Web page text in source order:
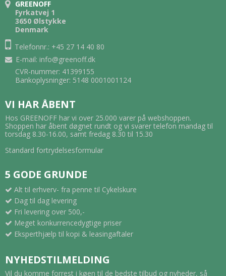
GREENOFF
Fyrkatvej 1
3650 Ølstykke
Denmark
Telefonnr.: +45 27 14 40 80
E-mail: info@greenoff.dk
CVR-nummer: 41399155
Bankoplysninger: 5148 0001001124
VI HAR ÅBENT
Hos GREENOFF har vi over 25.000 varer på webshoppen.
Shoppen har åbent døgnet rundt og vi svarer telefon mandag til
torsdag 8.30-16.00, samt fredag 8.30 til 15.30
Standard fortrydelsesformular
5 GODE GRUNDE
Alt til erhverv- fra penne til Cykelskure
Dag til dag levering
Fri levering over 500,-
Meget konkurrencedygtige priser
Eksperthjælp til kopi & leasingaftaler
NYHEDSTILMELDING
Vil du komme forrest i køen til de bedste tilbud og nyheder, så